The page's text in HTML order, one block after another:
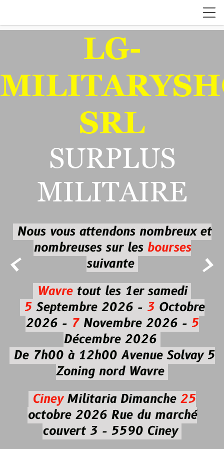
 
LG-
SRL
SURPLUS
MILITAIRE
Nous vous attendons nombreux et
nombreuses sur les bourses
suivante
Wavretout les 1er samedi
5Septembre 2026 - 3Octobre
2026 -7Novembre 2026 - 5
Décembre 2026
De 7h00 à 12h00 Avenue Solvay 5
Zoning nord Wavre
CineyMilitaria Dimanche 25
octobre 2026Rue du marché
couvert 3 - 5590 Ciney